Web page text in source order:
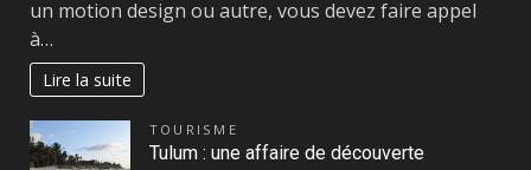
un motion design ou autre, vous devez faire appel
à…
Lire la suite
TOURISME
Tulum : une affaire de découverte